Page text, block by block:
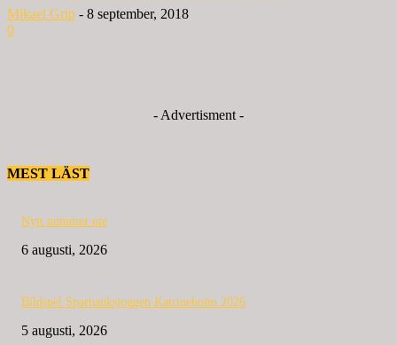
Mikael Grip - 8 september, 2018
0
- Advertisment -
MEST LÄST
Nytt nummer ute
6 augusti, 2026
Bildspel Sparbanksjoggen Katrineholm 2026
5 augusti, 2026